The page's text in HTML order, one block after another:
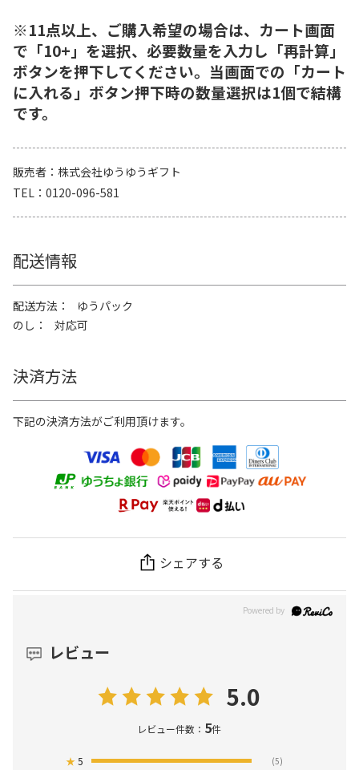
※11点以上、ご購入希望の場合は、カート画面
で「10+」を選択、必要数量を入力し「再計算」
ボタンを押下してください。当画面での「カート
に入れる」ボタン押下時の数量選択は1個で結構
です。
販売者
株式会社ゆうゆうギフト
TEL
0120-096-581
配送情報
配送方法
ゆうパック
のし
対応可
決済方法
下記の決済方法がご利用頂けます。
シェアする
レビュー
5.0
レビュー件数： 5件
★5 (5)